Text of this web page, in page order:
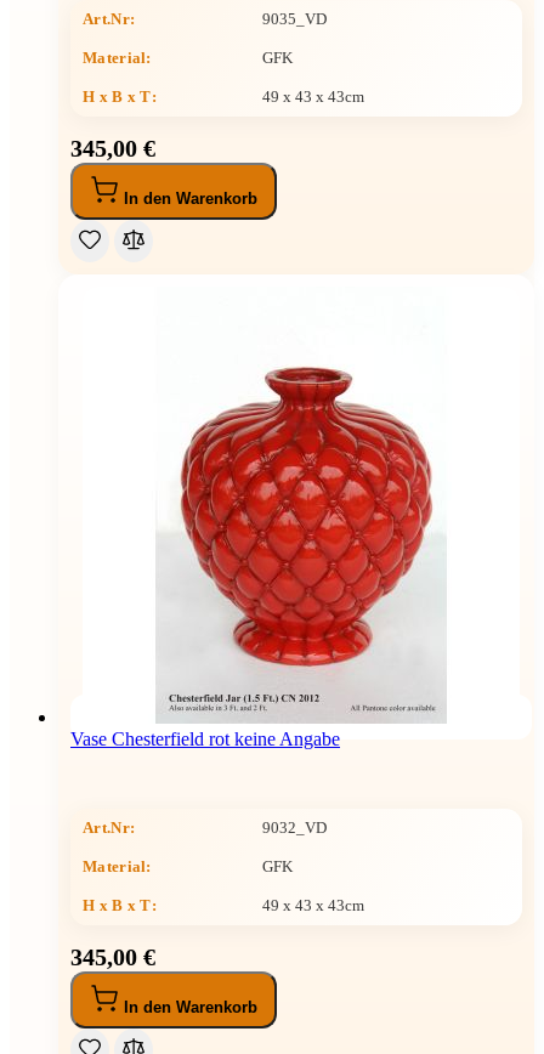
Art.Nr: 9035_VD
Material: GFK
H x B x T: 49 x 43 x 43cm
345,00 €
In den Warenkorb
Vase Chesterfield rot keine Angabe
Art.Nr: 9032_VD
Material: GFK
H x B x T: 49 x 43 x 43cm
345,00 €
In den Warenkorb